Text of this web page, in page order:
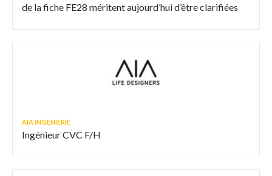
de la fiche FE28 méritent aujourd’hui d’être clarifiées
AIA INGENIERIE
Ingénieur CVC F/H